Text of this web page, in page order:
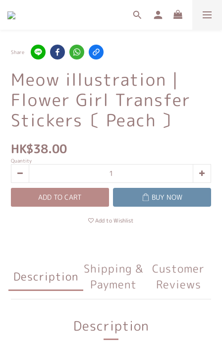
Share
Meow illustration｜
Flower Girl Transfer
Stickers〔 Peach 〕
HK$38.00
Quantity
ADD TO CART BUY NOW
Add to Wishlist
Description
Shipping &
Payment
Customer
Reviews
Description